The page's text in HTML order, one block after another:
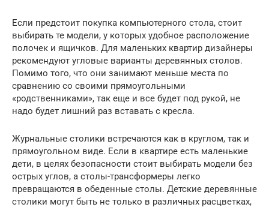
Если предстоит покупка компьютерного стола, стоит
выбирать те модели, у которых удобное расположение
полочек и ящичков. Для маленьких квартир дизайнеры
рекомендуют угловые варианты деревянных столов.
Помимо того, что они занимают меньше места по
сравнению со своими прямоугольными
«родственниками», так еще и все будет под рукой, не
надо будет лишний раз вставать с кресла.
Журнальные столики встречаются как в круглом, так и
прямоугольном виде. Если в квартире есть маленькие
дети, в целях безопасности стоит выбирать модели без
острых углов, а столы-трансформеры легко
превращаются в обеденные столы. Детские деревянные
столики могут быть не только в различных расцветках,